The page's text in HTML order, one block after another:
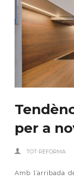
per a
TOT REFORMA
Amb l’arribada